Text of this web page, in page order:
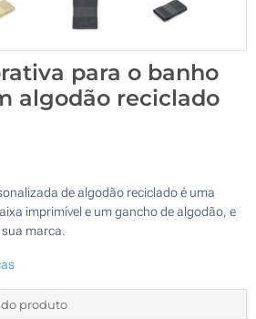
para o banho
algodão reciclado
de algodão reciclado é uma
imprimível e um gancho de algodão, e
marca.
do produto